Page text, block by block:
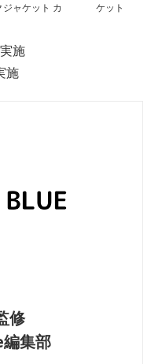
ャケット カ
ケット
施
修
集部